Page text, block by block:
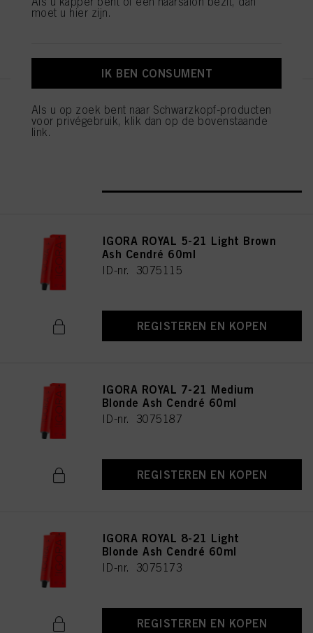
IGORA ROYAL Cools 9-19 60ml
ID-nr. 3075087
IGORA ROYAL 5-21 Light Brown
Ash Cendré 60ml
ID-nr. 3075115
REGISTEREN EN KOPEN
IGORA ROYAL 7-21 Medium
Blonde Ash Cendré 60ml
ID-nr. 3075187
REGISTEREN EN KOPEN
IGORA ROYAL 8-21 Light
Blonde Ash Cendré 60ml
ID-nr. 3075173
REGISTEREN EN KOPEN
moet u hier zijn.
IK BEN CONSUMENT
Als u op zoek bent naar Schwarzkopf-producten
voor privégebruik, klik dan op de bovenstaande
link.